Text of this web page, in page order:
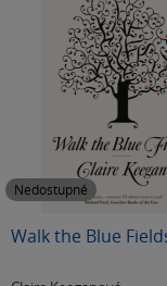
Nedostupné
Walk the Blue